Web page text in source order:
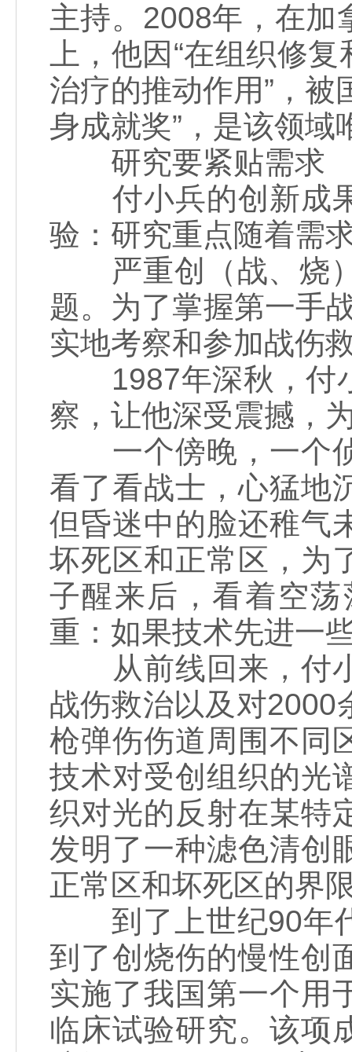
主持。2008年，在加
上，他因“在组织修
治疗的推动作用”，被
身成就奖”，是该领
研究要紧贴需求
付小兵的创新成果
验：研究重点随着需
严重创（战、烧）
题。为了掌握第一手
实地考察和参加战伤
1987年深秋，付小
察，让他深受震撼，
一个傍晚，一个侦
看了看战士，心猛地
但昏迷中的脸还稚气
坏死区和正常区，为
子醒来后，看着空
重：如果技术先进一
从前线回来，付小
战伤救治以及对2000
枪弹伤伤道周围不同
技术对受创组织的光
织对光的反射在某特
发明了一种滤色清创
正常区和坏死区的界
到了上世纪90年代
到了创烧伤的慢性创
实施了我国第一个用
临床试验研究。该项